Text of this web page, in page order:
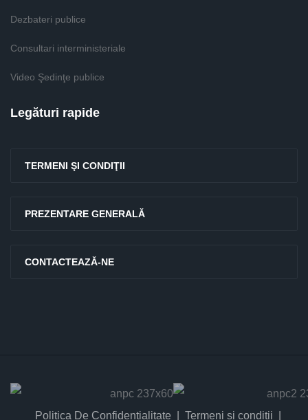
Dezbateri publice
Consultari interministeriale
Video Şedinţe publice
Legături rapide
TERMENI ŞI CONDIŢII
PREZENTARE GENERALĂ
CONTACTEAZĂ-NE
Politica De Confidențialitate Termeni și condiții